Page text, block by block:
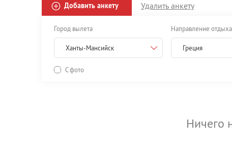
Добавить анкету Удалить анкету
Город вылета
Ханты-Мансийск
Направление отдыха
Греция
С фото
Ничего